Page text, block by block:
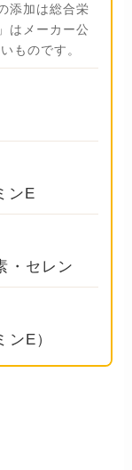
添加は総合栄
はメーカー公
ものです。
ンE
・セレン
E）